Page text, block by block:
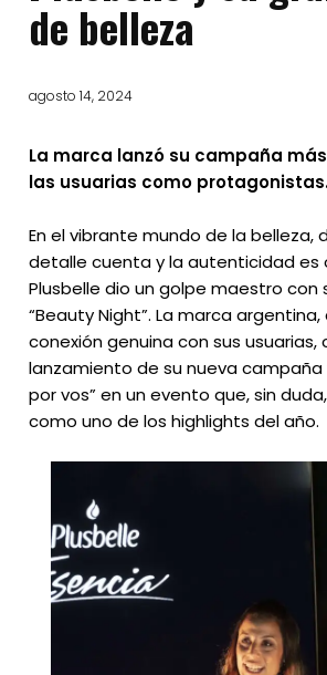
de belleza
agosto 14, 2024
La marca lanzó su campaña
las usuarias como
En el vibrante mundo de la belleza,
detalle cuenta y la autenticidad es
Plusbelle dio un golpe maestro con
“Beauty Night”. La marca
conexión genuina con sus usuarias,
lanzamiento de su nueva campaña
por vos” en un evento que, sin
como uno de los highlights del año.